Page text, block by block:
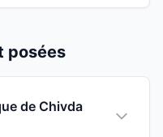
posées
de Chivda